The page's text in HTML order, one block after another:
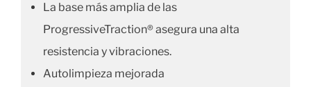
La base más amplia de las
ProgressiveTraction® asegura una alta
resistencia y vibraciones.
Autolimpieza mejorada